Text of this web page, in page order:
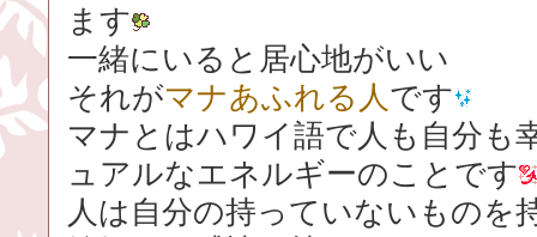
ます
一緒にいると居心地がいい
それがマナあふれる人 です
マナとはハワイ語で人も自分も
ュアルなエネルギーのことです
人は自分の持っていないものを